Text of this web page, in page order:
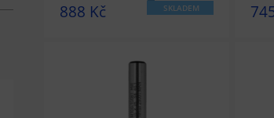
888 Kč SKLADEM